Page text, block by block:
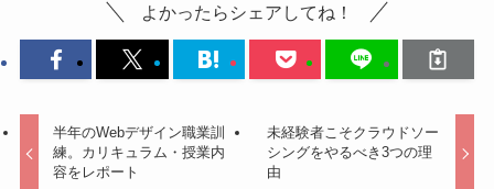
よかったらシェアしてね！
半年のWebデザイン職業訓
練。カリキュラム・授業内
容をレポート
未経験者こそクラウドソー
シングをやるべき3つの理
由